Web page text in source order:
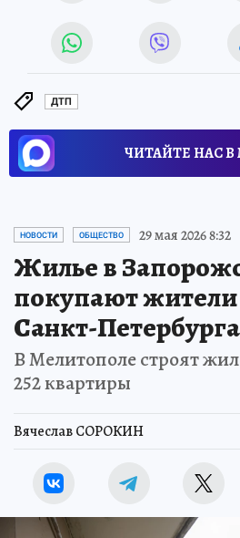
ДТП
ЧИТАЙТЕ НАС В
НОВОСТИ ОБЩЕСТВО 29 мая 2026 8:32
Жилье в
покупают
Санкт-Петербурга
В Мелитополе строят
252 квартиры
Вячеслав СОРОКИН